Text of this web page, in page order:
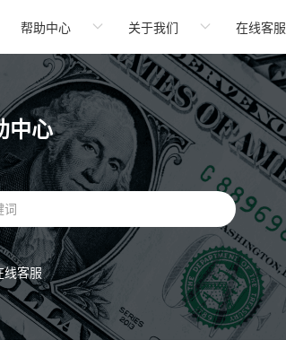
帮助中心 关于我们 在线客服
中心
线客服